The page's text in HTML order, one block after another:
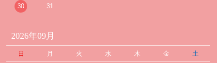
30 31
2026年09月
日 月 火 水 木 金 土